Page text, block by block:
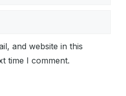
and website in this
time I comment.